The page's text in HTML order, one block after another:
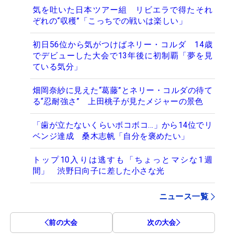
気を吐いた日本ツアー組 リビエラで得たそれ
ぞれの“収穫”「こっちでの戦いは楽しい」
初日56位から気がつけばネリー・コルダ 14歳
でデビューした大会で13年後に初制覇「夢を見
ている気分」
畑岡奈紗に見えた“葛藤”とネリー・コルダの待て
る“忍耐強さ” 上田桃子が見たメジャーの景色
「歯が立たないくらいボコボコ…」から14位でリ
ベンジ達成 桑木志帆「自分を褒めたい」
トップ10入りは逃すも「ちょっとマシな1週
間」 渋野日向子に差した小さな光
ニュース一覧
前の大会 次の大会